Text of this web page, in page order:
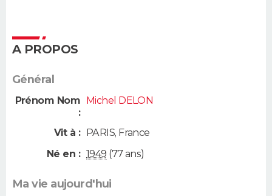
A PROPOS
Général
Prénom Nom
:
Michel DELON
Vit à : PARIS, France
Né en : 1949 (77 ans)
Ma vie aujourd'hui